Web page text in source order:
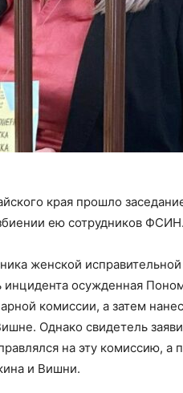
края прошло
ею сотрудников ФСИН.
женской
инцидента осужденная
комиссии, а затем
Однако свидетель
на эту комиссию, а
и Вишни.